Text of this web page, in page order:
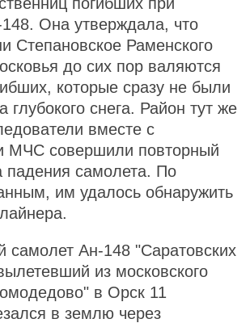
Она утверждала, что
Степановское Раменского
до сих пор валяются
которые сразу не были
глубокого снега. Район тут же
вместе с
МЧС совершили повторный
падения самолета. По
им удалось обнаружить
самолет Ан-148 "Саратовских
из московского
в Орск 11
в землю через